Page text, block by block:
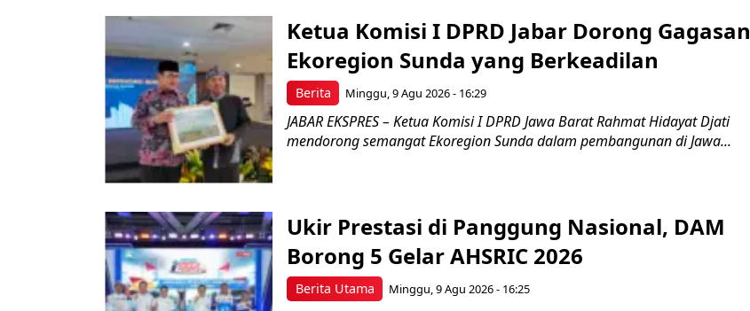
Berita
Ketua Komisi I DPRD Jabar Dorong Gagasan
Ekoregion Sunda yang Berkeadilan
Minggu, 9 Agu 2026 - 16:29
JABAR EKSPRES – Ketua Komisi I DPRD Jawa Barat Rahmat Hidayat Djati
mendorong semangat Ekoregion Sunda dalam pembangunan di Jawa...
Berita Utama
Ukir Prestasi di Panggung Nasional, DAM
Borong 5 Gelar AHSRIC 2026
Minggu, 9 Agu 2026 - 16:25